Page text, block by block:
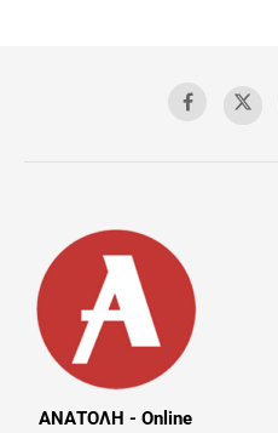
ΑΝΑΤΟΛΗ - Online